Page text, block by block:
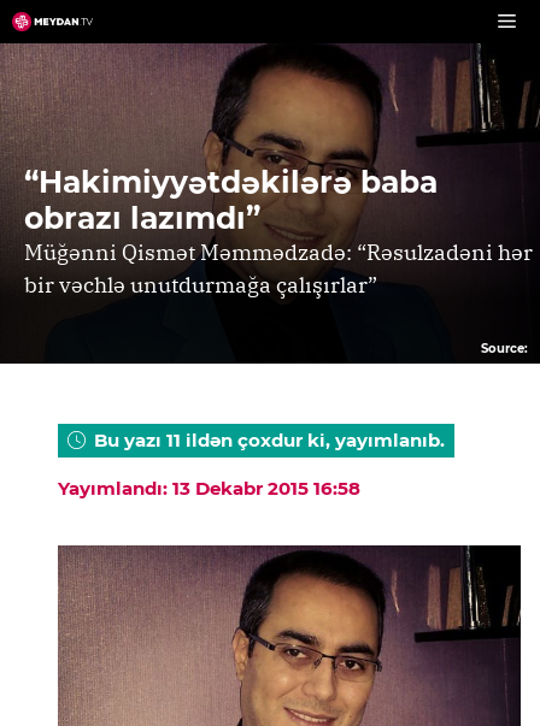
Skip
to
content
“Hakimiyyətdəkilərə baba
obrazı lazımdı”
Müğənni Qismət Məmmədzadə: “Rəsulzadəni hər
bir vəchlə unutdurmağa çalışırlar”
Source:
Bu yazı 11 ildən çoxdur ki, yayımlanıb.
Yayımlandı: 13 Dekabr 2015 16:58